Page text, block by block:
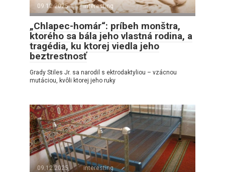
09.12.2025 interesting
„Chlapec-homár“: príbeh monštra,
ktorého sa bála jeho vlastná rodina, a
tragédia, ku ktorej viedla jeho
beztrestnosť
Grady Stiles Jr. sa narodil s ektrodaktyliou – vzácnou
mutáciou, kvôli ktorej jeho ruky
09.12.2025 interesting